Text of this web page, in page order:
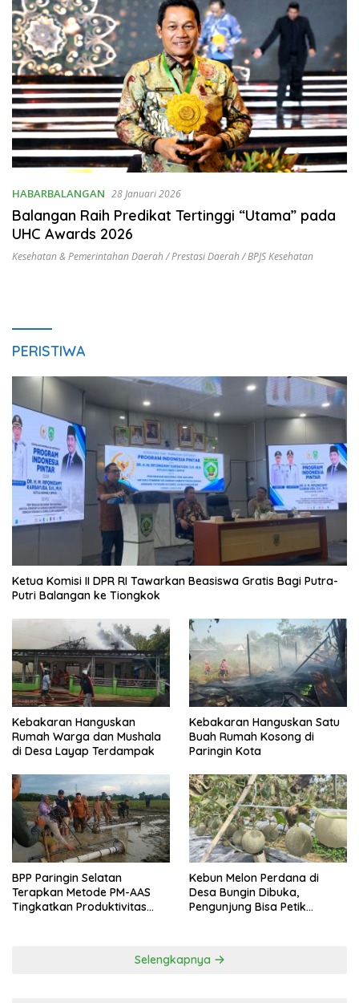
HABARBALANGAN 28 Januari 2026
Balangan Raih Predikat Tertinggi “Utama” pada
UHC Awards 2026
Kesehatan & Pemerintahan Daerah / Prestasi Daerah / BPJS Kesehatan
PERISTIWA
Ketua Komisi II DPR RI Tawarkan Beasiswa Gratis Bagi Putra-
Putri Balangan ke Tiongkok
Kebakaran Hanguskan
Rumah Warga dan Mushala
di Desa Layap Terdampak
Kebakaran Hanguskan Satu
Buah Rumah Kosong di
Paringin Kota
BPP Paringin Selatan
Terapkan Metode PM-AAS
Tingkatkan Produktivitas
Kebun Melon Perdana di
Desa Bungin Dibuka,
Pengunjung Bisa Petik
Selengkapnya